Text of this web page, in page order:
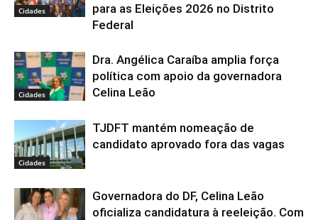
Cidades
para as Eleições 2026 no Distrito
Federal
Cidades
Dra. Angélica Caraíba amplia força
política com apoio da governadora
Celina Leão
Cidades
TJDFT mantém nomeação de
candidato aprovado fora das vagas
Governadora do DF, Celina Leão
oficializa candidatura à reeleição. Com